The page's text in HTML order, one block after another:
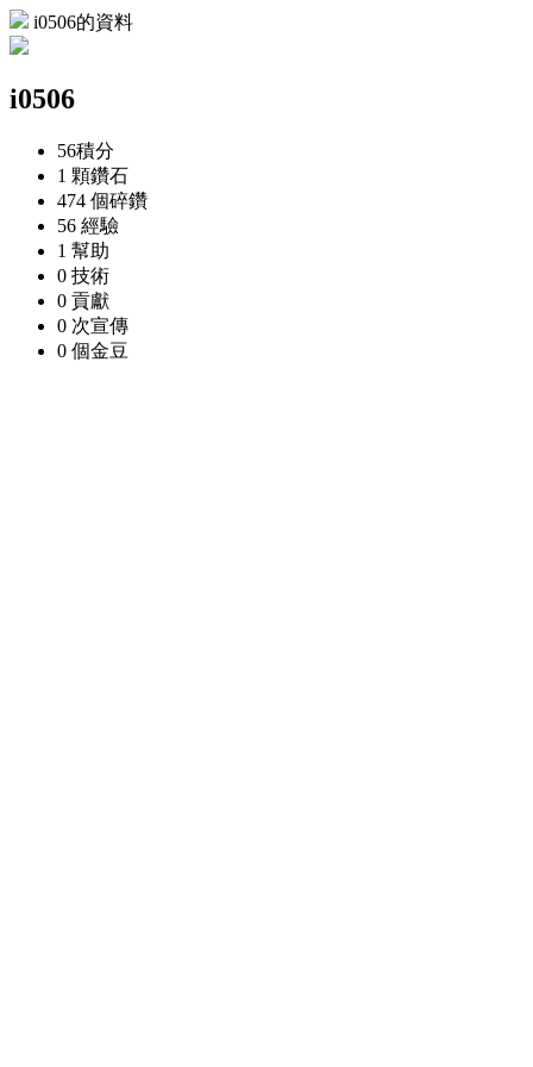
i0506的資料
i0506
56積分
1 顆鑽石
474 個碎鑽
56 經驗
1 幫助
0 技術
0 貢獻
0 次宣傳
0 個金豆